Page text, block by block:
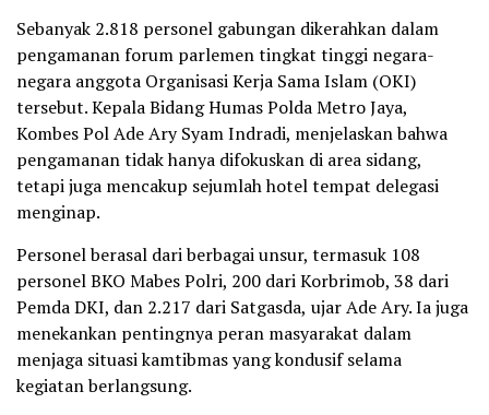
Sebanyak 2.818 personel gabungan dikerahkan dalam
pengamanan forum parlemen tingkat tinggi negara-
negara anggota Organisasi Kerja Sama Islam (OKI)
tersebut. Kepala Bidang Humas Polda Metro Jaya,
Kombes Pol Ade Ary Syam Indradi, menjelaskan bahwa
pengamanan tidak hanya difokuskan di area sidang,
tetapi juga mencakup sejumlah hotel tempat delegasi
menginap.
Personel berasal dari berbagai unsur, termasuk 108
personel BKO Mabes Polri, 200 dari Korbrimob, 38 dari
Pemda DKI, dan 2.217 dari Satgasda, ujar Ade Ary. Ia juga
menekankan pentingnya peran masyarakat dalam
menjaga situasi kamtibmas yang kondusif selama
kegiatan berlangsung.